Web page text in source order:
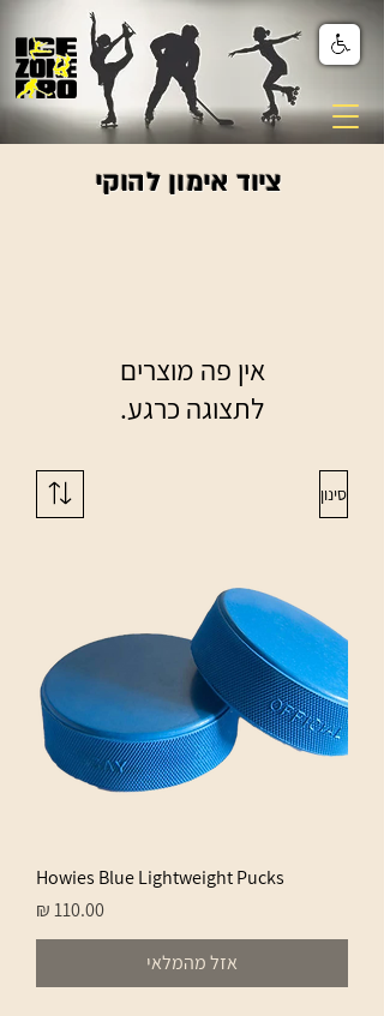
ציוד אימון להוקי
לתצוגה כרגע.
סינון
Howies Blue Lightweight Pucks
מחיר
אזל מהמלאי